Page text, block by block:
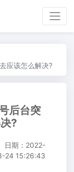
应该怎么解决?
后台突
?
日期：2022-
24 15:26:43